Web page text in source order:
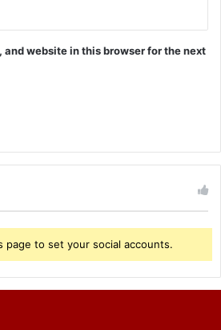
and website in this browser for the next
page to set your social accounts.